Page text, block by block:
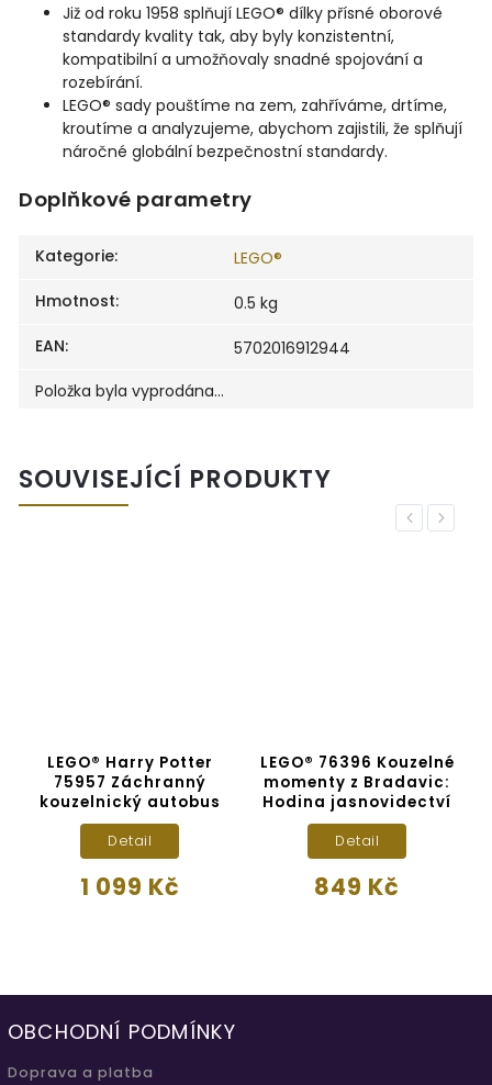
Již od roku 1958 splňují LEGO® dílky přísné oborové
standardy kvality tak, aby byly konzistentní,
kompatibilní a umožňovaly snadné spojování a
rozebírání.
LEGO® sady pouštíme na zem, zahříváme, drtíme,
kroutíme a analyzujeme, abychom zajistili, že splňují
náročné globální bezpečnostní standardy.
Doplňkové parametry
Kategorie:
LEGO®
Hmotnost:
0.5 kg
EAN:
5702016912944
Položka byla vyprodána…
SOUVISEJÍCÍ PRODUKTY
Previous
LEGO® Harry Potter
75957 Záchranný
kouzelnický autobus
1 099 Kč
Detail
LEGO® 76396 Kouzelné
momenty z Bradavic:
Hodina jasnovidectví
849 Kč
Detail
Next
OBCHODNÍ PODMÍNKY
Doprava a platba